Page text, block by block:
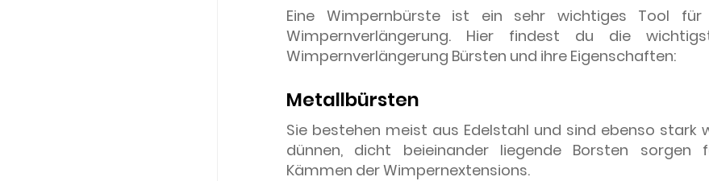
Eine Wimpernbürste ist ein sehr wichtiges Tool
Wimpernverlängerung. Hier findest du die
Wimpernverlängerung Bürsten und ihre Eigenschaften:
Metallbürsten
Sie bestehen meist aus Edelstahl und sind ebenso stark
dünnen, dicht beieinander liegende Borsten sorgen
Kämmen der Wimpernextensions.